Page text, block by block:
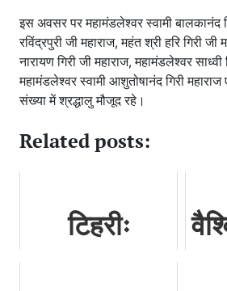
इस अवसर पर महामंडलेश्वर स्वामी बालकानंद
रविंद्रपुरी जी महाराज, महंत श्री हरि गिरी
नारायण गिरी जी महाराज, महामंडलेश्वर
महामंडलेश्वर स्वामी आशुतोषानंद गिरी
संख्या में श्रद्धालु मौजूद रहे।
Related posts:
टिहरीः